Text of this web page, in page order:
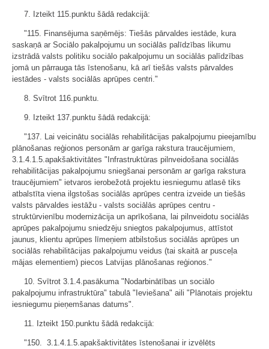
7. Izteikt 115.punktu šādā redakcijā:
"115. Finansējuma saņēmējs: Tiešās pārvaldes iestāde, kura
saskaņā ar Sociālo pakalpojumu un sociālās palīdzības likumu
izstrādā valsts politiku sociālo pakalpojumu un sociālās palīdzības
jomā un pārrauga tās īstenošanu, kā arī tiešās valsts pārvaldes
iestādes - valsts sociālās aprūpes centri."
8. Svītrot 116.punktu.
9. Izteikt 137.punktu šādā redakcijā:
"137. Lai veicinātu sociālās rehabilitācijas pakalpojumu pieejamību
plānošanas reģionos personām ar garīga rakstura traucējumiem,
3.1.4.1.5.apakšaktivitātes "Infrastruktūras pilnveidošana sociālās
rehabilitācijas pakalpojumu sniegšanai personām ar garīga rakstura
traucējumiem" ietvaros ierobežotā projektu iesniegumu atlasē tiks
atbalstīta viena ilgstošas sociālās aprūpes centra izveide un tiešās
valsts pārvaldes iestāžu - valsts sociālās aprūpes centru -
struktūrvienību modernizācija un aprīkošana, lai pilnveidotu sociālās
aprūpes pakalpojumu sniedzēju sniegtos pakalpojumus, attīstot
jaunus, klientu aprūpes līmeņiem atbilstošus sociālās aprūpes un
sociālās rehabilitācijas pakalpojumu veidus (tai skaitā ar pusceļa
mājas elementiem) piecos Latvijas plānošanas reģionos."
10. Svītrot 3.1.4.pasākuma "Nodarbinātības un sociālo
pakalpojumu infrastruktūra" tabulā "Ieviešana" aili "Plānotais projektu
iesniegumu pieņemšanas datums".
11. Izteikt 150.punktu šādā redakcijā:
"150. 3.1.4.1.5.apakšaktivitātes īstenošanai ir izvēlēts